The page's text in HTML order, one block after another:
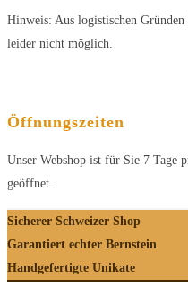
Hinweis: Aus logistischen
leider nicht möglich.
Öffnungszeiten
Unser Webshop ist für Sie 7 Tage
geöffnet.
Sicherer Schweizer Shop
Garantiert echter Bernstein
Handgefertigte Unikate